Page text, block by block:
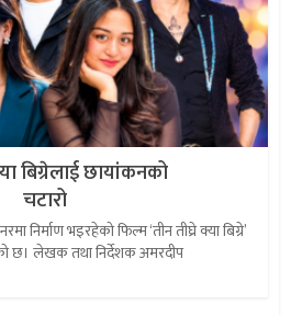
बिग्रेलाई छायांकनको
चटारो
निर्माण भइरहेको फिल्म ‘तीन तीघ्रे क्या बिग्रे’
छ। लेखक तथा निर्देशक अमरदीप